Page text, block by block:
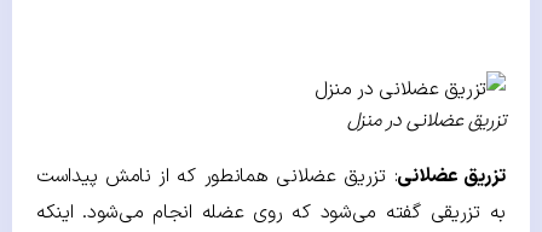
تزریق عضلانی در منزل
تزریق عضلانی: تزریق عضلانی همانطور که از نامش پیداست
به تزریقی گفته می‌شود که روی عضله انجام می‌شود. اینکه